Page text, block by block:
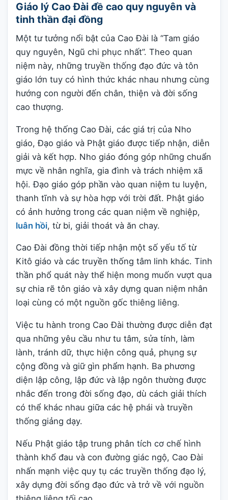
Giáo lý Cao Đài đề cao quy nguyên và
tinh thần đại đồng
Một tư tưởng nổi bật của Cao Đài là “Tam giáo
quy nguyên, Ngũ chi phục nhất”. Theo quan
niệm này, những truyền thống đạo đức và tôn
giáo lớn tuy có hình thức khác nhau nhưng cùng
hướng con người đến chân, thiện và đời sống
cao thượng.
Trong hệ thống Cao Đài, các giá trị của Nho
giáo, Đạo giáo và Phật giáo được tiếp nhận, diễn
giải và kết hợp. Nho giáo đóng góp những chuẩn
mực về nhân nghĩa, gia đình và trách nhiệm xã
hội. Đạo giáo góp phần vào quan niệm tu luyện,
thanh tĩnh và sự hòa hợp với trời đất. Phật giáo
có ảnh hưởng trong các quan niệm về nghiệp,
luân hồi, từ bi, giải thoát và ăn chay.
Cao Đài đồng thời tiếp nhận một số yếu tố từ
Kitô giáo và các truyền thống tâm linh khác. Tinh
thần phổ quát này thể hiện mong muốn vượt qua
sự chia rẽ tôn giáo và xây dựng quan niệm nhân
loại cùng có một nguồn gốc thiêng liêng.
Việc tu hành trong Cao Đài thường được diễn đạt
qua những yêu cầu như tu tâm, sửa tính, làm
lành, tránh dữ, thực hiện công quả, phụng sự
cộng đồng và giữ gìn phẩm hạnh. Ba phương
diện lập công, lập đức và lập ngôn thường được
nhắc đến trong đời sống đạo, dù cách giải thích
có thể khác nhau giữa các hệ phái và truyền
thống giảng dạy.
Nếu Phật giáo tập trung phân tích cơ chế hình
thành khổ đau và con đường giác ngộ, Cao Đài
nhấn mạnh việc quy tụ các truyền thống đạo lý,
xây dựng đời sống đạo đức và trở về với nguồn